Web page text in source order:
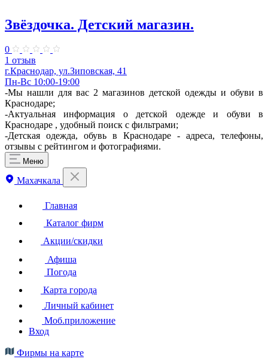
Звёздочка. Детский магазин.
0
1 отзыв
г.Краснодар, ул.Зиповская, 41
Пн-Вс 10:00-19:00
-Мы нашли для вас 2 магазинов детской одежды и обуви в
Краснодаре;
-Актуальная информация о детской одежде и обуви в
Краснодаре , удобный поиск с фильтрами;
-Детская одежда, обувь в Краснодаре - адреса, телефоны,
отзывы с рейтингом и фотографиями.
Меню
Махачкала
Главная
Каталог фирм
Акции/скидки
Афиша
Погода
Карта города
Личный кабинет
Моб.приложение
Вход
Фирмы на карте